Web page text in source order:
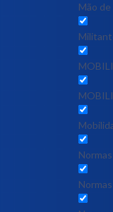
Mão
Normas